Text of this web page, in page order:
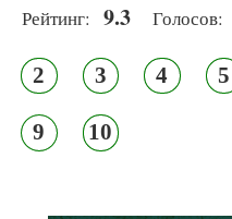
Рейтинг: 9.3 Голосов:
2 3 4 5
9 10